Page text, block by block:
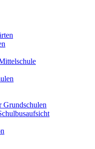
Grundschulen